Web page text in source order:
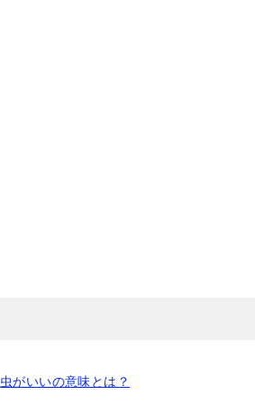
虫がいいの意味とは？